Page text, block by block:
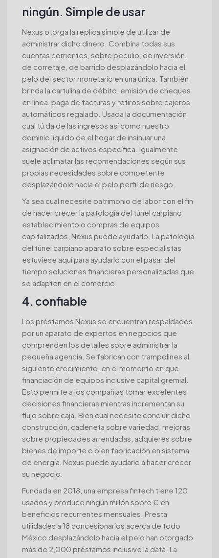
ningún. Simple de usar
Nexus otorga la replica simple de utilizar de
administrar dicho dinero. Combina todas sus
cuentas corrientes, sobre peculio, de inversión,
de corretaje, de barrido desplazándolo hacia el
pelo del sector monetario en una única. También
brinda la cartulina de débito, emisión de cheques
en línea, paga de facturas y retiros sobre cajeros
automáticos regalado. Usada la documentación
cual tú da de las ingresos así­ como nuestro
dominio líquido de el hogar de insinuar una
asignación de activos específica. Igualmente
suele aclimatar las recomendaciones según sus
propias necesidades sobre competente
desplazándolo hacia el pelo perfil de riesgo.
Ya sea cual necesite patrimonio de labor con el fin
de hacer crecer la patologí­a del túnel carpiano
establecimiento o compras de equipos
capitalizados, Nexus puede ayudarlo. La patologí­a
del túnel carpiano aparato sobre especialistas
estuviese aquí para ayudarlo con el pasar del
tiempo soluciones financieras personalizadas que
se adapten en el comercio.
4. confiable
Los préstamos Nexus se encuentran respaldados
por un aparato de expertos en negocios que
comprenden los detalles sobre administrar la
pequeña agencia. Se fabrican con trampolines al
siguiente crecimiento, en el momento en que
financiación de equipos inclusive capital gremial.
Esto permite a los compañias tomar excelentes
decisiones financieras mientras incrementan su
flujo sobre caja. Bien cual necesite concluir dicho
construcción, cadeneta sobre variedad, mejoras
sobre propiedades arrendadas, adquieres sobre
bienes de importe o bien fabricación en sistema
de energía, Nexus puede ayudarlo a hacer crecer
su negocio.
Fundada en 2018, una empresa fintech tiene 120
usados y produce ningún millón sobre € en
beneficios recurrentes mensuales. Presta
utilidades a 18 concesionarios acerca de todo
México desplazándolo hacia el pelo han otorgado
más de 2,000 préstamos inclusive la data. La